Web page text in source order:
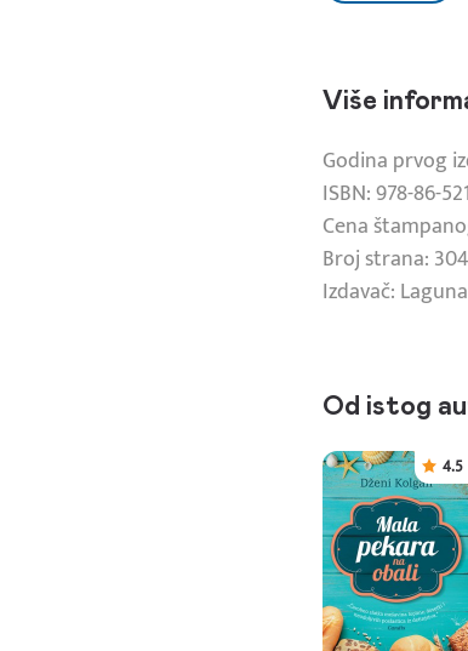
Više
Godina prvog
ISBN: 978-86-
Cena
Broj strana: 304
Izdavač: Laguna
Od istog
4.5